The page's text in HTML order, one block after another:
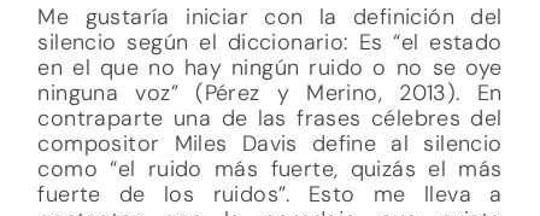
Me gustaría iniciar con la definición del
silencio según el diccionario: Es “el estado
en el que no hay ningún ruido o no se oye
ninguna voz” (Pérez y Merino, 2013). En
contraparte una de las frases célebres del
compositor Miles Davis define al silencio
como “el ruido más fuerte, quizás el más
fuerte de los ruidos”. Esto me lleva a